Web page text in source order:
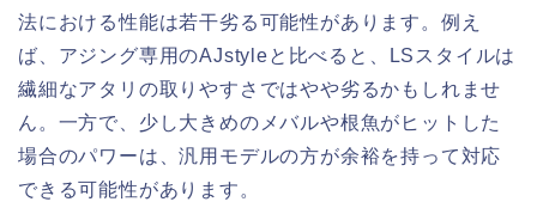
法における性能は若干劣る可能性があります。例え
ば、アジング専用のAJstyleと比べると、LSスタイルは
繊細なアタリの取りやすさではやや劣るかもしれませ
ん。一方で、少し大きめのメバルや根魚がヒットした
場合のパワーは、汎用モデルの方が余裕を持って対応
できる可能性があります。